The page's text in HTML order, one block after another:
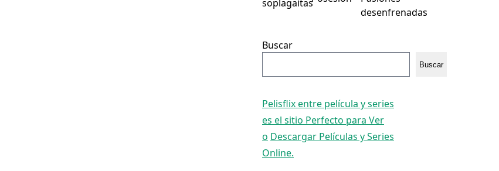
Buscar
Buscar
Pelisflix entre película y series
es el sitio Perfecto para Ver
o Descargar Películas y Series
Online.